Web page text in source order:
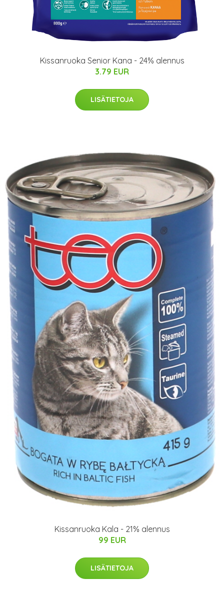
Kissanruoka Senior Kana - 24% alennus
3.79 EUR
LISÄTIETOJA
Kissanruoka Kala - 21% alennus
99 EUR
LISÄTIETOJA